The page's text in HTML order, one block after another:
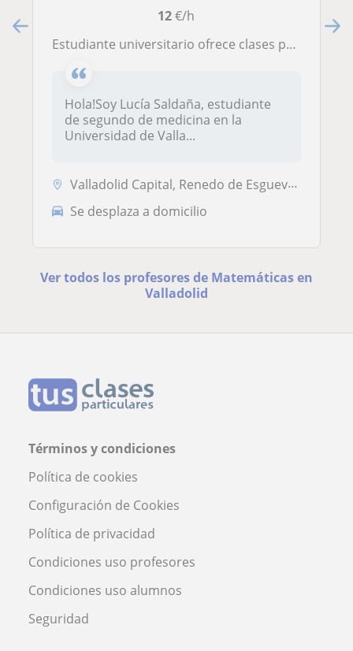
12€/h
Estudiante universitario ofrece clases particulares de matemáticas
Hola!Soy Lucía Saldaña, estudiante
de segundo de medicina en la
Universidad de Valla...
Valladolid Capital, Renedo de Esgueva, Santovenia de Pisuerga
Se desplaza a domicilio
Ver todos los profesores de Matemáticas en
Valladolid
Términos y condiciones
Política de cookies
Configuración de Cookies
Política de privacidad
Condiciones uso profesores
Condiciones uso alumnos
Seguridad